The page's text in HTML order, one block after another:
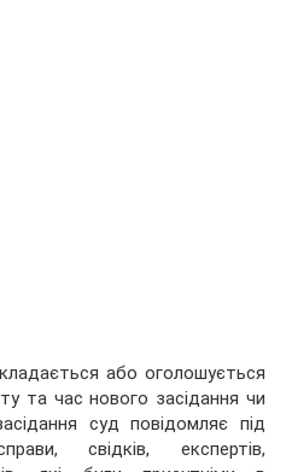
або оголошується
та час нового засідання чи
суд повідомляє під
свідків, експертів,